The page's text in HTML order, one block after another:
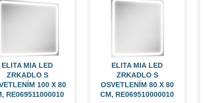
ELITA MIA LED
ZRKADLO S
100 X 80
RE069511000010
ELITA MIA LED
ZRKADLO S
OSVETLENÍM 80 X 80
CM, RE069510000010